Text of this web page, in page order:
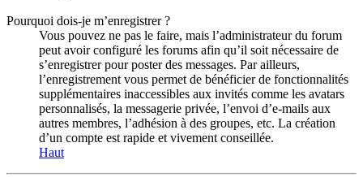
Pourquoi dois-je m’enregistrer ?
Vous pouvez ne pas le faire, mais l’administrateur du forum
peut avoir configuré les forums afin qu’il soit nécessaire de
s’enregistrer pour poster des messages. Par ailleurs,
l’enregistrement vous permet de bénéficier de fonctionnalités
supplémentaires inaccessibles aux invités comme les avatars
personnalisés, la messagerie privée, l’envoi d’e-mails aux
autres membres, l’adhésion à des groupes, etc. La création
d’un compte est rapide et vivement conseillée.
Haut